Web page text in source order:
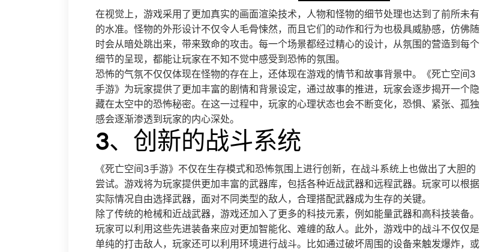
在视觉上，游戏采用了更加真实的画面渲染技术，人物和怪物的细节处理也达到了前所未有
的水准。怪物的外形设计不仅令人毛骨悚然，而且它们的动作和行为也极具威胁感，仿佛随
时会从暗处跳出来，带来致命的攻击。每一个场景都经过精心的设计，从氛围的营造到每个
细节的呈现，都能让玩家在不知不觉中感受到恐怖的氛围。
恐怖的气氛不仅仅体现在怪物的存在上，还体现在游戏的情节和故事背景中。《死亡空间3
手游》为玩家提供了更加丰富的剧情和背景设定，通过故事的推进，玩家会逐步揭开一个隐
藏在太空中的恐怖秘密。在这一过程中，玩家的心理状态也会不断变化，恐惧、紧张、孤独
感会逐渐渗透到玩家的内心深处。
3、创新的战斗系统
《死亡空间3手游》不仅在生存模式和恐怖氛围上进行创新，在战斗系统上也做出了大胆的
尝试。游戏将为玩家提供更加丰富的武器库，包括各种近战武器和远程武器。玩家可以根据
实际情况自由选择武器，面对不同类型的敌人，合理搭配武器成为生存的关键。
除了传统的枪械和近战武器，游戏还加入了更多的科技元素，例如能量武器和高科技装备。
玩家可以利用这些先进装备来应对更加智能化、难缠的敌人。此外，游戏中的战斗不仅仅是
单纯的打击敌人，玩家还可以利用环境进行战斗。比如通过破坏周围的设备来触发爆炸，或